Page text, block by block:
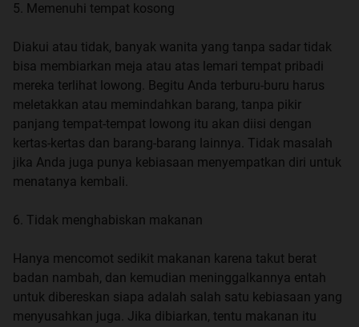
5. Memenuhi tempat kosong
Diakui atau tidak, banyak wanita yang tanpa sadar tidak
bisa membiarkan meja atau atas lemari tempat pribadi
mereka terlihat lowong. Begitu Anda terburu-buru harus
meletakkan atau memindahkan barang, tanpa pikir
panjang tempat-tempat lowong itu akan diisi dengan
kertas-kertas dan barang-barang lainnya. Tidak masalah
jika Anda juga punya kebiasaan menyempatkan diri untuk
menatanya kembali.
6. Tidak menghabiskan makanan
Hanya mencomot sedikit makanan karena takut berat
badan nambah, dan kemudian meninggalkannya entah
untuk dibereskan siapa adalah salah satu kebiasaan yang
menyusahkan juga. Jika dibiarkan, tentu makanan itu